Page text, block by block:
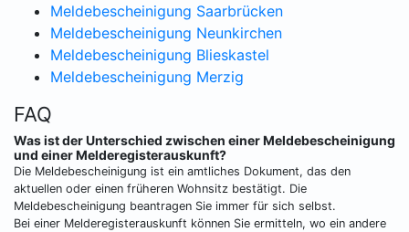
Meldebescheinigung Saarbrücken
Meldebescheinigung Neunkirchen
Meldebescheinigung Blieskastel
Meldebescheinigung Merzig
FAQ
Was ist der Unterschied zwischen einer Meldebescheinigung
und einer Melderegisterauskunft?
Die Meldebescheinigung ist ein amtliches Dokument, das den
aktuellen oder einen früheren Wohnsitz bestätigt. Die
Meldebescheinigung beantragen Sie immer für sich selbst.
Bei einer Melderegisterauskunft können Sie ermitteln, wo ein andere